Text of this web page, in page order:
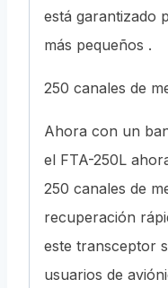
está garantizado
más pequeños .
250 canales de
Ahora con un
el FTA-250L
250 canales de
recuperación
este transceptor
usuarios de